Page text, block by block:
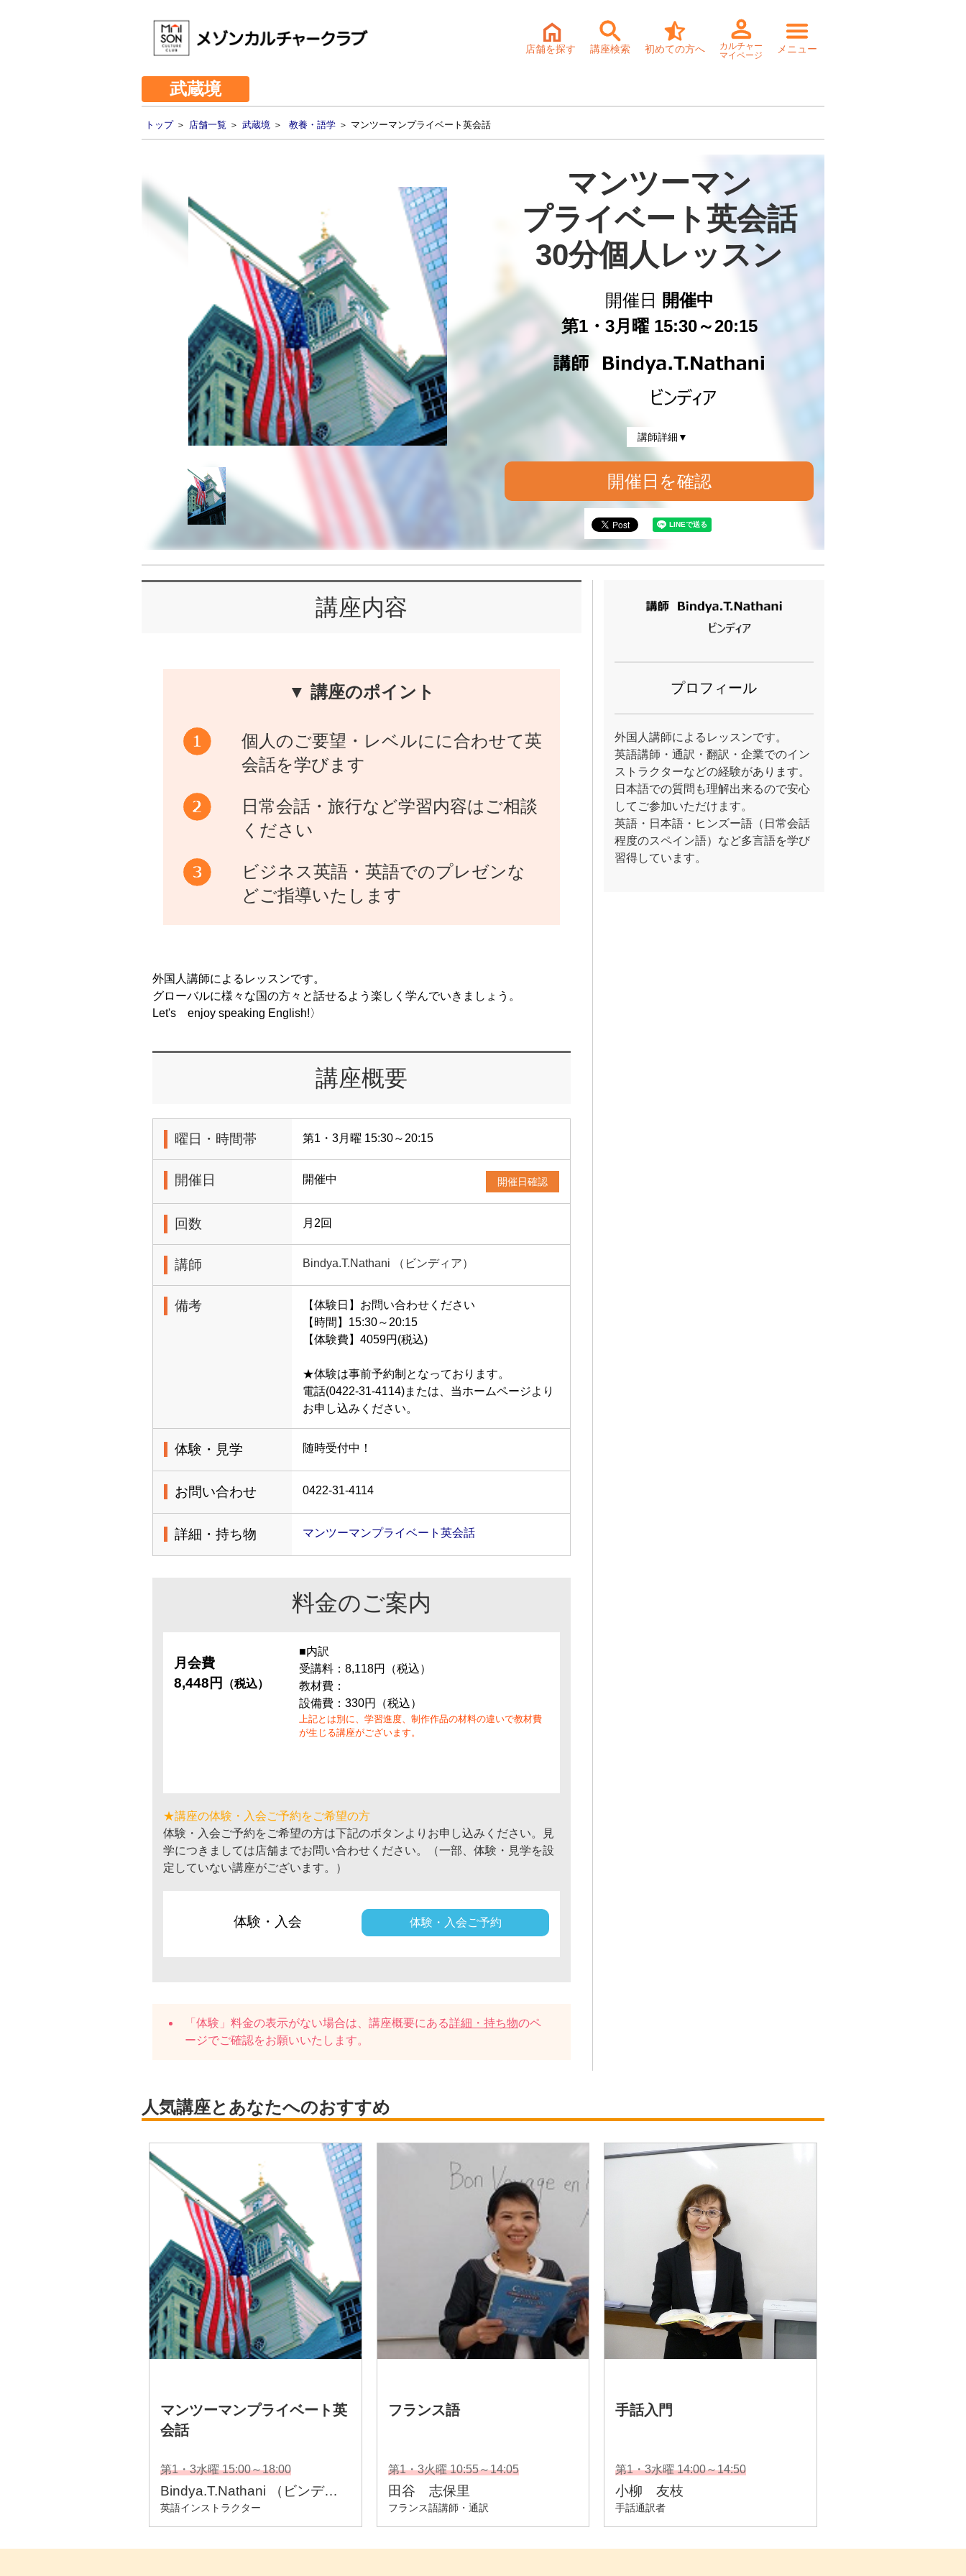
店舗を探す 講座検索 初めての方へ
カルチャー
マイページ
メニュー
武蔵境
トップ＞ 店舗一覧 ＞ 武蔵境 ＞ 教養・語学 ＞ マンツーマンプライベート英会話
マンツーマン
プライベート英会話
30分個人レッスン
開催日
開催中
第1・3月曜 15:30～20:15
講師詳細▼
開催日を確認
講座内容
▼ 講座のポイント
個人のご要望・レベルにに合わせて英
会話を学びます
日常会話・旅行など学習内容はご相談
ください
ビジネス英語・英語でのプレゼンな
どご指導いたします
外国人講師によるレッスンです。
グローバルに様々な国の方々と話せるよう楽しく学んでいきましょう。
Let's enjoy speaking English!〉
講座概要
曜日・時間帯 第1・3月曜 15:30～20:15
開催日 開催中 開催日確認
回数 月2回
講師 Bindya.T.Nathani （ビンディア）
備考
【体験日】お問い合わせください
【時間】15:30～20:15
【体験費】4059円(税込)
★体験は事前予約制となっております。
電話(0422-31-4114)または、当ホームページより
お申し込みください。
体験・見学 随時受付中！
お問い合わせ 0422-31-4114
詳細・持ち物 マンツーマンプライベート英会話
料金のご案内
月会費
8,448円
（税込）
■内訳
受講料：8,118円（税込）
教材費：
設備費：330円（税込）
上記とは別に、学習進度、制作作品の材料の違いで教材費
が生じる講座がございます。
★講座の体験・入会ご予約をご希望の方
体験・入会ご予約をご希望の方は下記のボタンよりお申し込みください。見
学につきましては店舗までお問い合わせください。（一部、体験・見学を設
定していない講座がございます。）
体験・入会 体験・入会ご予約
「体験」料金の表示がない場合は、講座概要にある詳細・持ち物のペ
ージでご確認をお願いいたします。
プロフィール
外国人講師によるレッスンです。
英語講師・通訳・翻訳・企業でのイン
ストラクターなどの経験があります。
日本語での質問も理解出来るので安心
してご参加いただけます。
英語・日本語・ヒンズー語（日常会話
程度のスペイン語）など多言語を学び
習得しています。